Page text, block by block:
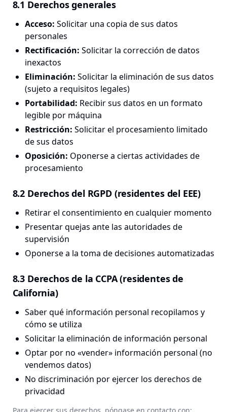
8.1 Derechos generales
Acceso: Solicitar una copia de sus datos
personales
Rectificación: Solicitar la corrección de datos
inexactos
Eliminación: Solicitar la eliminación de sus datos
(sujeto a requisitos legales)
Portabilidad: Recibir sus datos en un formato
legible por máquina
Restricción: Solicitar el procesamiento limitado
de sus datos
Oposición: Oponerse a ciertas actividades de
procesamiento
8.2 Derechos del RGPD (residentes del EEE)
Retirar el consentimiento en cualquier momento
Presentar quejas ante las autoridades de
supervisión
Oponerse a la toma de decisiones automatizadas
8.3 Derechos de la CCPA (residentes de
California)
Saber qué información personal recopilamos y
cómo se utiliza
Solicitar la eliminación de información personal
Optar por no «vender» información personal (no
vendemos datos)
No discriminación por ejercer los derechos de
privacidad